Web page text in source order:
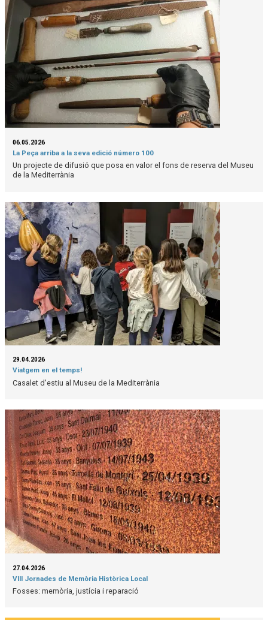
06.05.2026
La Peça arriba a la seva edició número 100
Un projecte de difusió que posa en valor el fons de reserva del Museu
de la Mediterrània
29.04.2026
Viatgem en el temps!
Casalet d'estiu al Museu de la Mediterrània
27.04.2026
VIII Jornades de Memòria Històrica Local
Fosses: memòria, justícia i reparació